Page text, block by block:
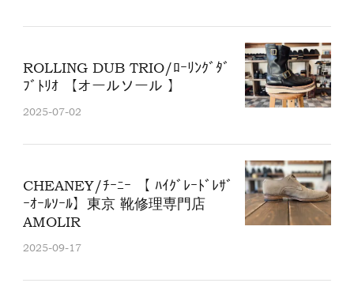
ROLLING DUB TRIO/ﾛｰﾘﾝｸﾞﾀﾞ
ﾌﾞﾄﾘｵ 【オールソール 】
2025-07-02
CHEANEY/ﾁｰﾆｰ 【 ﾊｲｸﾞﾚｰﾄﾞﾚｻﾞ
ｰｵｰﾙｿｰﾙ】東京 靴修理専門店
AMOLIR
2025-09-17